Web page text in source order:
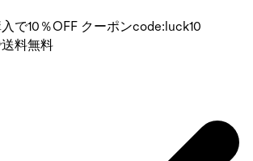
で10％OFF クーポンcode:luck10
料無料